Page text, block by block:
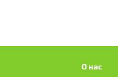
О нас